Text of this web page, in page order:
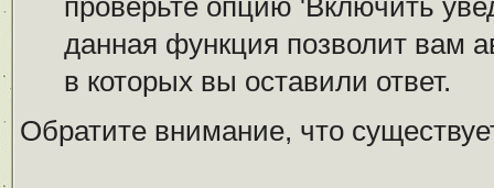
проверьте опцию 'Включить
данная функция позволит вам
в которых вы оставили ответ.
Обратите внимание, что